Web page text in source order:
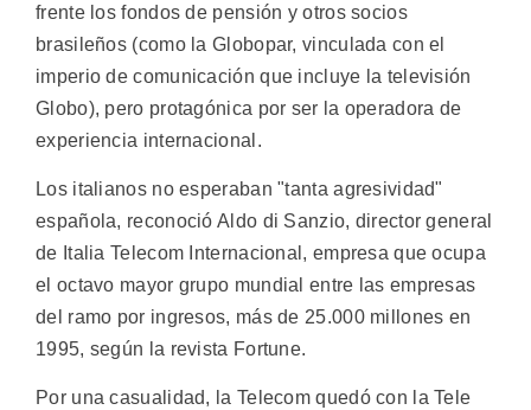
frente los fondos de pensión y otros socios
brasileños (como la Globopar, vinculada con el
imperio de comunicación que incluye la televisión
Globo), pero protagónica por ser la operadora de
experiencia internacional.
Los italianos no esperaban "tanta agresividad"
española, reconoció Aldo di Sanzio, director general
de Italia Telecom Internacional, empresa que ocupa
el octavo mayor grupo mundial entre las empresas
del ramo por ingresos, más de 25.000 millones en
1995, según la revista Fortune.
Por una casualidad, la Telecom quedó con la Tele